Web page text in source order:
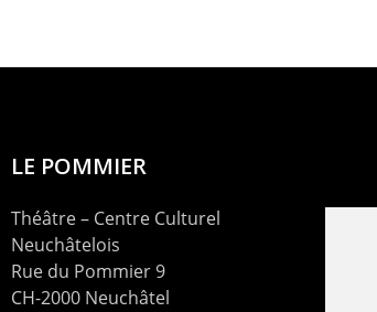
LE POMMIER
Théâtre – Centre Culturel
Neuchâtelois
Rue du Pommier 9
CH-2000 Neuchâtel